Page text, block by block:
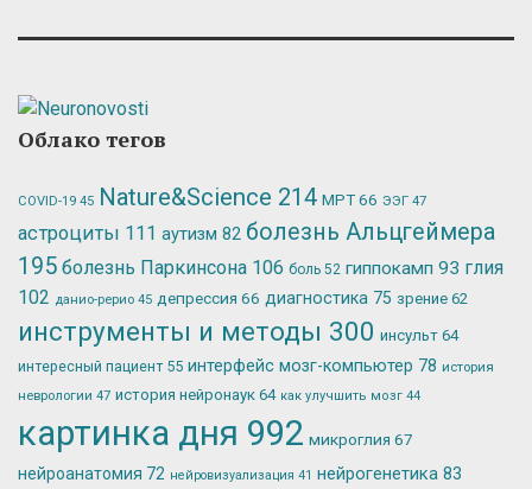
Облако тегов
COVID-19 45 Nature&Science 214 МРТ66 ЭЭГ 47
астроциты 111 аутизм 82 болезнь Альцгеймера
195 болезнь Паркинсона 106 боль 52 гиппокамп 93 глия
102 данио-рерио 45 депрессия 66 диагностика 75 зрение 62
инструменты и методы 300 инсульт 64
интересный пациент 55 интерфейс мозг-компьютер 78 история
неврологии 47 история нейронаук 64 как улучшить мозг 44
картинка дня 992 микроглия 67
нейроанатомия 72 нейровизуализация 41 нейрогенетика 83